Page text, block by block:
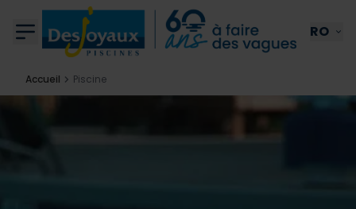
Aller au contenu
RO
Accueil Piscine